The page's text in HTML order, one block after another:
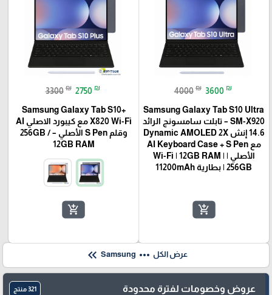
4000 ₪ 3600 ₪
Samsung Galaxy Tab S10 Ultra
SM-X920 – تابلت سامسونج الرائد
14.6 إنش Dynamic AMOLED 2X
مع AI Keyboard Case + S Pen
الأصلي | Wi-Fi | 12GB RAM |
256GB | بطارية 11200mAh
add_shopping_cart
3300 ₪ 2750 ₪
Samsung Galaxy Tab S10+
X820 Wi-Fi مع كيبورد الاصلي AI
وقلم S Pen الأصلي – 256GB /
12GB RAM
add_shopping_cart
عرض الكل more_horiz
keyboard_double_arrow_left
عروض وخصومات لفترة محدودة 321 منتج